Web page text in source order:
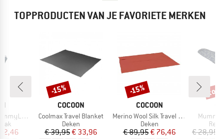
TOPPRODUCTEN VAN JE FAVORIETE MERKEN
prijs
MERK
COCOON
Artikel
Coolmax Travel Blanket
Productgroep
Deken
Prijs
€ 39,95Verlaagde prijs
€ 33,96
Korting
-15%
MERK
COCOON
Artikel
Merino Wool Silk Travel Blanket
Productgroep
Deken
Prijs
€ 89,95Verlaagde prijs
€ 76,46
Korting
-15%
Artikel
€ 28,95